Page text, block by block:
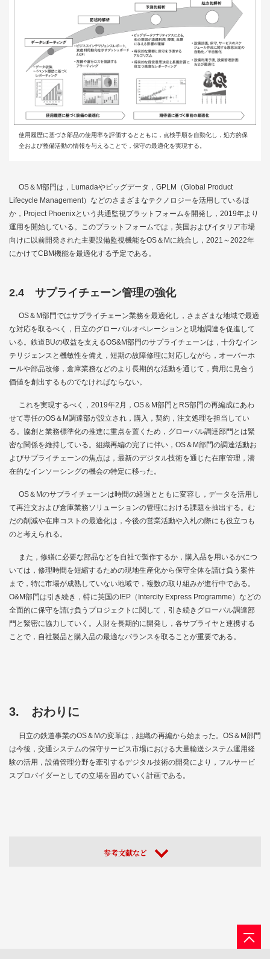
使用履歴に基づき部品の使用率を評価するとともに，点検手順を自動化し，処方的保
全および整備活動の情報を与えることで，保守の最適化を実現する。
OS＆M部門は，Lumadaやビッグデータ，GPLM（Global Product
Lifecycle Management）などのさまざまなテクノロジーを活用しているほ
か，Project Phoenixという共通監視プラットフォームを開発し，2019年より
運用を開始している。このプラットフォームでは，英国およびイタリア市場
向けに以前開発された主要設備監視機能をOS＆Mに統合し，2021～2022年
にかけてCBM機能を最適化する予定である。
2.4 サプライチェーン管理の強化
OS＆M部門ではサプライチェーン業務を最適化し，さまざまな地域で最適
な対応を取るべく，日立のグローバルオペレーションと現地調達を促進して
いる。鉄道BUの収益を支えるOS&M部門のサプライチェーンは，十分なイン
テリジェンスと機敏性を備え，短期の故障修理に対応しながら，オーバーホ
ールや部品改修，倉庫業務などのより長期的な活動を通じて，費用に見合う
価値を創出するものでなければならない。
これを実現するべく，2019年2月，OS＆M部門とRS部門の再編成にあわ
せて専任のOS＆M調達部が設立され，購入，契約，注文処理を担当してい
る。協創と業務標準化の推進に重点を置くため，グローバル調達部門とは緊
密な関係を維持している。組織再編の完了に伴い，OS＆M部門の調達活動お
よびサプライチェーンの焦点は，最新のデジタル技術を通じた在庫管理，潜
在的なインソーシングの機会の特定に移った。
OS＆Mのサプライチェーンは時間の経過とともに変容し，データを活用し
て再注文および倉庫業務ソリューションの管理における課題を抽出する。む
だの削減や在庫コストの最適化は，今後の営業活動や入札の際にも役立つも
のと考えられる。
また，修繕に必要な部品などを自社で製作するか，購入品を用いるかにつ
いては，修理時間を短縮するための現地生産化から保守全体を請け負う案件
まで，特に市場が成熟していない地域で，複数の取り組みが進行中である。
O&M部門は引き続き，特に英国のIEP（Intercity Express Programme）などの
全面的に保守を請け負うプロジェクトに関して，引き続きグローバル調達部
門と緊密に協力していく。人財を長期的に開発し，各サプライヤと連携する
ことで，自社製品と購入品の最適なバランスを取ることが重要である。
3. おわりに
日立の鉄道事業のOS＆Mの変革は，組織の再編から始まった。OS＆M部門
は今後，交通システムの保守サービス市場における大量輸送システム運用経
験の活用，設備管理分野を牽引するデジタル技術の開発により，フルサービ
スプロバイダーとしての立場を固めていく計画である。
参考文献など